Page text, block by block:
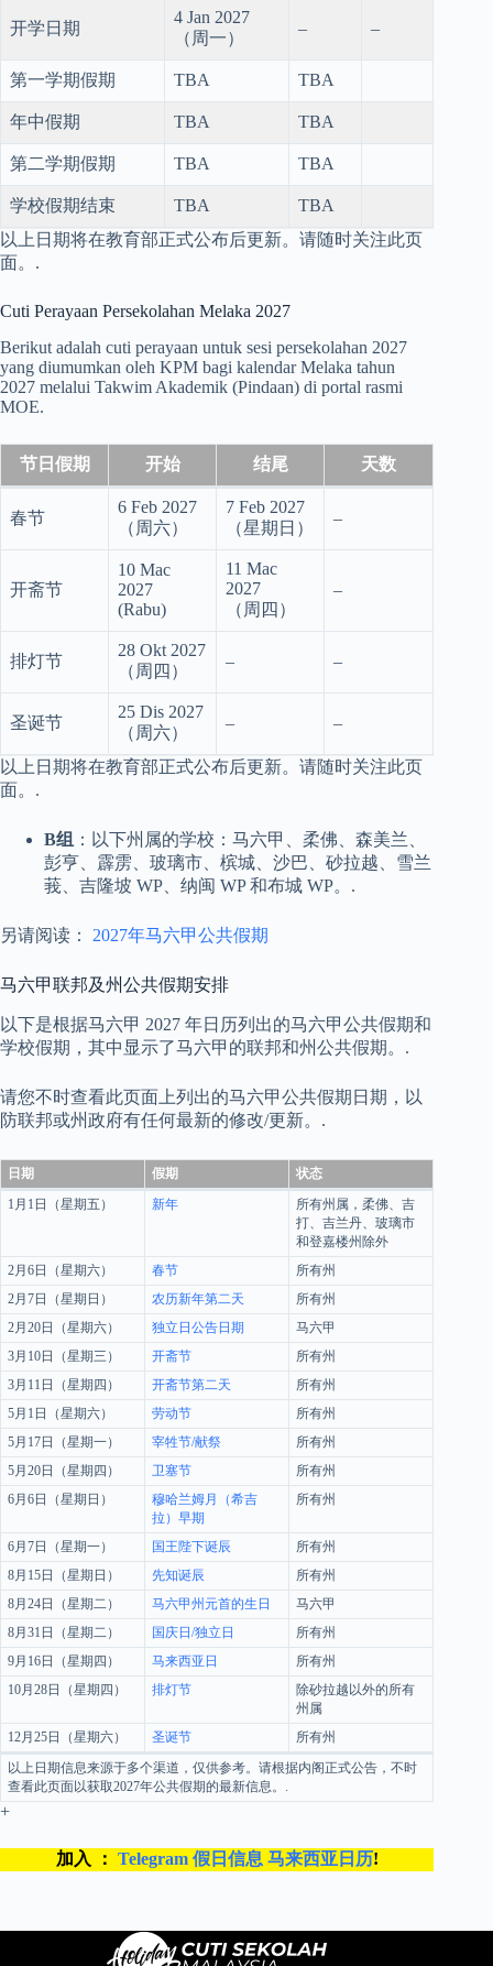
开学日期
4 Jan 2027
（周一）
– –
第一学期假期 TBA TBA
年中假期 TBA TBA
第二学期假期 TBA TBA
学校假期结束 TBA
TBA
以上日期将在教育部正式公布后更新。请随时关注此页
面。.
Cuti Perayaan Persekolahan Melaka 2027
Berikut adalah cuti perayaan untuk sesi persekolahan 2027
yang diumumkan oleh KPM bagi kalendar Melaka tahun
2027 melalui Takwim Akademik (Pindaan) di portal rasmi
MOE.
节日假期 开始 结尾 天数
春节
6 Feb 2027
（周六）
7 Feb 2027
（星期日）
–
开斋节
10 Mac
2027
(Rabu)
11 Mac
2027
（周四）
–
排灯节
28 Okt 2027
（周四）
– –
圣诞节
25 Dis 2027
（周六）
– –
以上日期将在教育部正式公布后更新。请随时关注此页
面。.
B组 ：以下州属的学校：马六甲、柔佛、森美兰、
彭亨、霹雳、玻璃市、槟城、沙巴、砂拉越、雪兰
莪、吉隆坡 WP、纳闽 WP 和布城 WP。.
另请阅读： 2027年马六甲公共假期
马六甲联邦及州公共假期安排
以下是根据马六甲 2027 年日历列出的马六甲公共假期和
学校假期，其中显示了马六甲的联邦和州公共假期。.
请您不时查看此页面上列出的马六甲公共假期日期，以
防联邦或州政府有任何最新的修改/更新。.
日期 假期
状态
1月1日（星期五）
新年
所有州属，柔佛、吉
打、吉兰丹、玻璃市
和登嘉楼州除外
2月6日（星期六）
春节
所有州
2月7日（星期日）
农历新年第二天
所有州
2月20日（星期六）
独立日公告日期
马六甲
3月10日（星期三）
开斋节
所有州
3月11日（星期四）
开斋节第二天
所有州
5月1日（星期六）
劳动节
所有州
5月17日（星期一）
宰牲节/献祭
所有州
5月20日（星期四）
卫塞节
所有州
6月6日（星期日）
穆哈兰姆月（希吉
拉）早期
所有州
6月7日（星期一） 国王陛下诞辰
所有州
8月15日（星期日）
先知诞辰
所有州
8月24日（星期二）
马六甲州元首的生日
马六甲
8月31日（星期二）
国庆日/独立日
所有州
9月16日（星期四）
马来西亚日
所有州
10月28日（星期四）
排灯节
除砂拉越以外的所有
州属
12月25日（星期六）
圣诞节
所有州
以上日期信息来源于多个渠道，仅供参考。请根据内阁正式公告，不时
查看此页面以获取2027年公共假期的最新信息。.
+
加入 ： Telegram 假日信息 马来西亚日历!